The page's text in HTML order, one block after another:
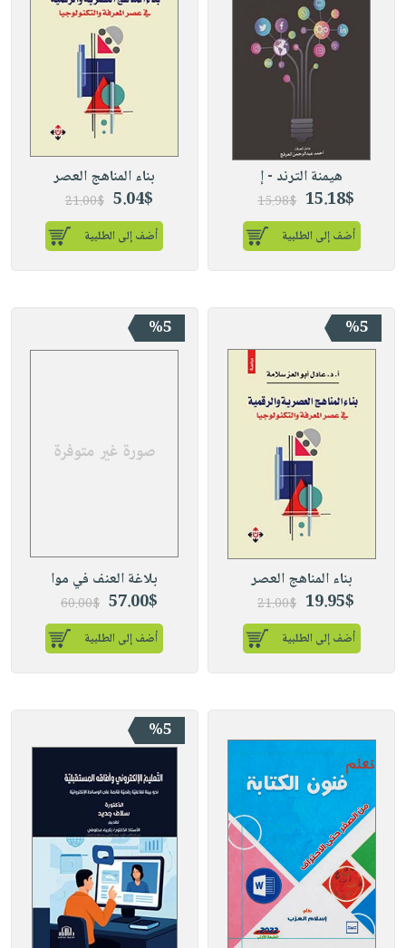
15.18$
15.98$
أضف إلى الطلبية
بناء المناهج العصر
5.04$
21.00$
أضف إلى الطلبية
%5
بناء المناهج العصر
19.95$
21.00$
أضف إلى الطلبية
%5
بلاغة العنف في موا
57.00$
60.00$
أضف إلى الطلبية
%5